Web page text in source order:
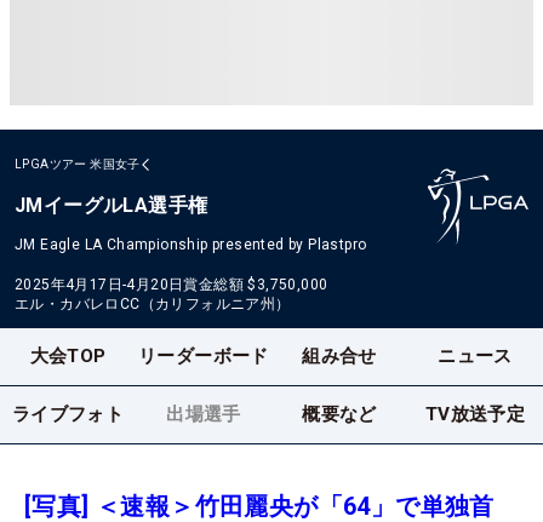
LPGAツアー 米国女子
JMイーグルLA選手権
JM Eagle LA Championship presented by Plastpro
2025年4月17日-4月20日賞金総額 $3,750,000
エル・カバレロCC（カリフォルニア州）
大会TOP リーダーボード 組み合せ ニュース
ライブフォト 出場選手 概要など TV放送予定
[写真] ＜速報＞竹田麗央が「64」で単独首